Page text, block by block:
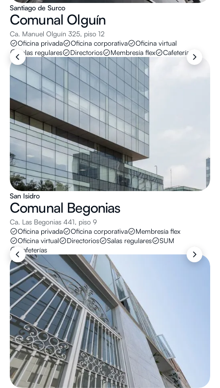
Santiago de Surco
Comunal Olguín
Ca. Manuel Olguín 325, piso 12
Oficina privada
Oficina corporativa
Oficina virtual
Salas regulares
Directorios Membresía flex Cafeterías
San Isidro
Comunal Begonias
Ca. Las Begonias 441, piso 9
Oficina privada
Oficina corporativa
Membresía flex
Oficina virtual
Directorios Salas regulares
SUM
Cafeterías